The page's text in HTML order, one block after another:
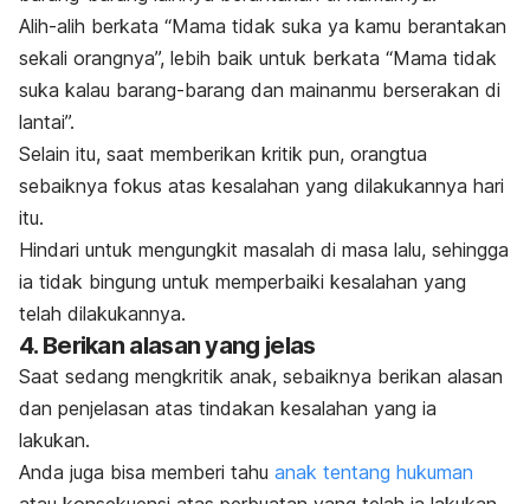
Alih-alih berkata “Mama tidak suka ya kamu berantakan
sekali orangnya”, lebih baik untuk berkata “Mama tidak
suka kalau barang-barang dan mainanmu berserakan di
lantai”.
Selain itu, saat memberikan kritik pun, orangtua
sebaiknya fokus atas kesalahan yang dilakukannya hari
itu.
Hindari untuk mengungkit masalah di masa lalu, sehingga
ia tidak bingung untuk memperbaiki kesalahan yang
telah dilakukannya.
4. Berikan alasan yang jelas
Saat sedang mengkritik anak, sebaiknya berikan alasan
dan penjelasan atas tindakan kesalahan yang ia
lakukan.
Anda juga bisa memberi tahu anak tentang hukuman